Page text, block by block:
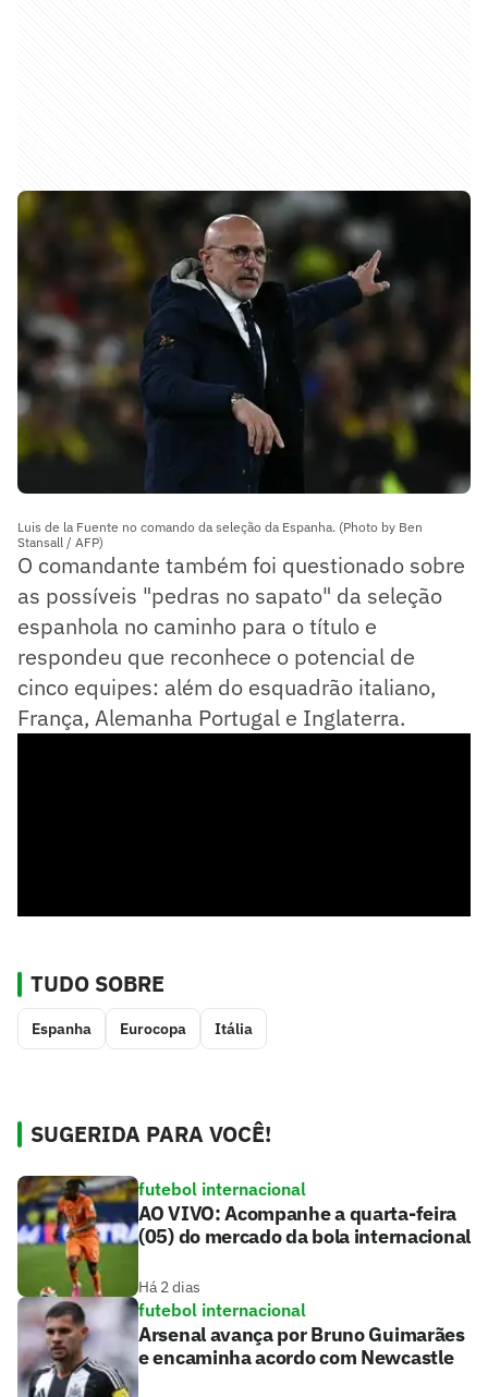
Luis de la Fuente no comando da seleção da Espanha. (Photo by Ben
Stansall / AFP)
O comandante também foi questionado sobre
as possíveis "pedras no sapato" da seleção
espanhola no caminho para o título e
respondeu que reconhece o potencial de
cinco equipes: além do esquadrão italiano,
França, Alemanha Portugal e Inglaterra.
TUDO SOBRE
Espanha Eurocopa Itália
SUGERIDA PARA VOCÊ!
futebol internacional
AO VIVO: Acompanhe a quarta-feira
(05) do mercado da bola internacional
Há 2 dias
futebol internacional
Arsenal avança por Bruno Guimarães
e encaminha acordo com Newcastle